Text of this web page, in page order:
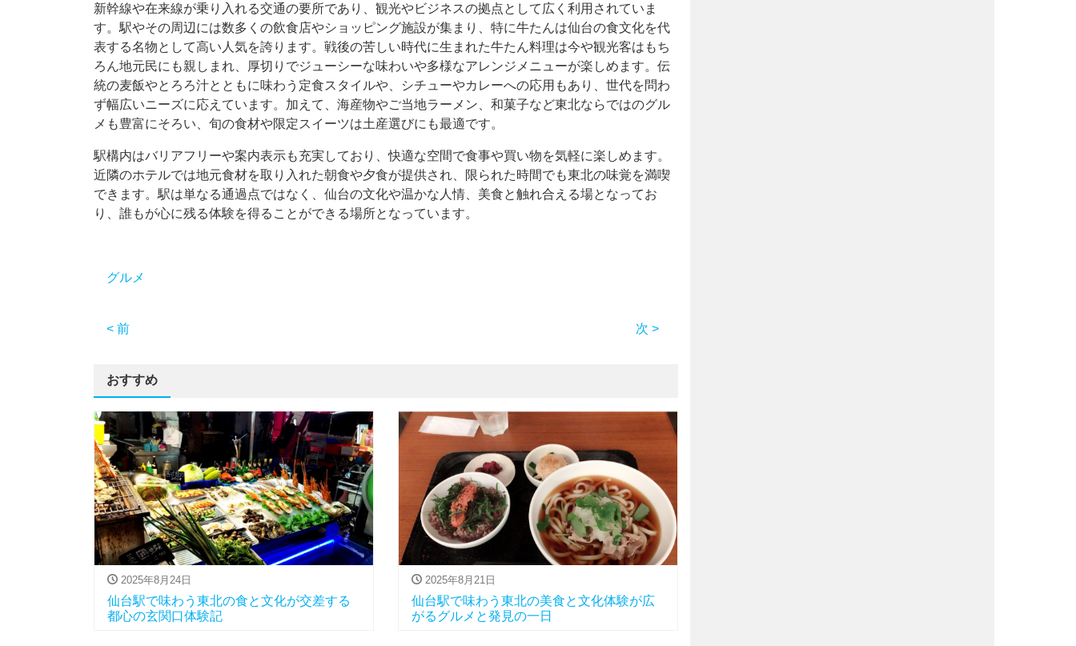
新幹線や在来線が乗り入れる交通の要所であり、観光やビジネスの拠点として広く利用されていま
す。駅やその周辺には数多くの飲食店やショッピング施設が集まり、特に牛たんは仙台の食文化を代
表する名物として高い人気を誇ります。戦後の苦しい時代に生まれた牛たん料理は今や観光客はもち
ろん地元民にも親しまれ、厚切りでジューシーな味わいや多様なアレンジメニューが楽しめます。伝
統の麦飯やとろろ汁とともに味わう定食スタイルや、シチューやカレーへの応用もあり、世代を問わ
ず幅広いニーズに応えています。加えて、海産物やご当地ラーメン、和菓子など東北ならではのグル
メも豊富にそろい、旬の食材や限定スイーツは土産選びにも最適です。
駅構内はバリアフリーや案内表示も充実しており、快適な空間で食事や買い物を気軽に楽しめます。
近隣のホテルでは地元食材を取り入れた朝食や夕食が提供され、限られた時間でも東北の味覚を満喫
できます。駅は単なる通過点ではなく、仙台の文化や温かな人情、美食と触れ合える場となってお
り、誰もが心に残る体験を得ることができる場所となっています。
グルメ
< 前 次 >
おすすめ
2025年8月24日
仙台駅で味わう東北の食と文化が交差する
都心の玄関口体験記
2025年8月21日
仙台駅で味わう東北の美食と文化体験が広
がるグルメと発見の一日